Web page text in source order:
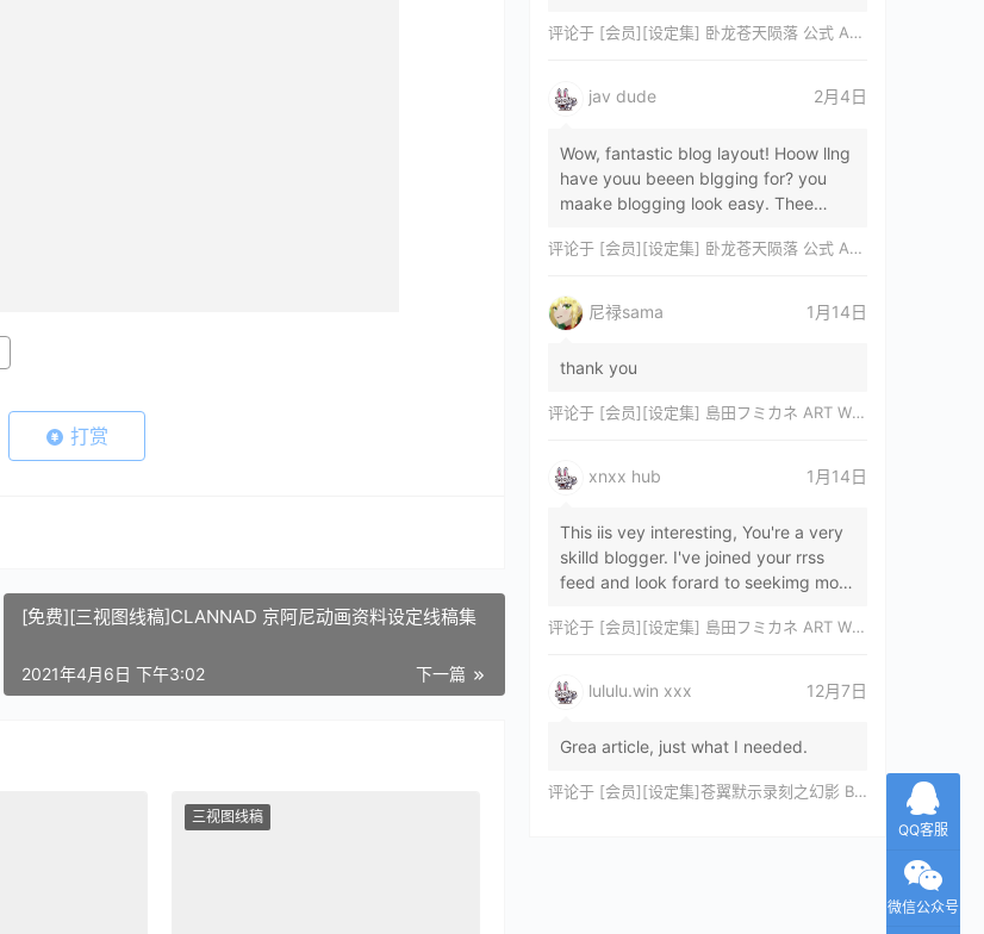
打赏
[免费][三视图线稿]CLANNAD 京阿尼动画资料设定线稿集
下一篇
2021年4月6日 下午3:02
三视图线稿
评论于 [会员][设定集] 卧龙苍天陨落 公式 ARTWORKS[DL]
jav dude 2月4日
Wow, fantastic blog layout! Hoow llng
have youu beeen blgging for? you
maake blogging look easy. Thee
magnificent, let…
评论于 [会员][设定集] 卧龙苍天陨落 公式 ARTWORKS[DL]
尼禄sama 1月14日
thank you
评论于 [会员][设定集] 島田フミカネ ART WORKS EXTRA Luminous Witches[DL]
xnxx hub 1月14日
This iis vey interesting, You're a very
skilld blogger. I've joined your rrss
feed and look forard to seekimg mor
评论于 [会员][设定集] 島田フミカネ ART WORKS EXTRA Luminous Witches[DL]
lululu.win xxx 12月7日
Grea article, just what I needed.
评论于 [会员][设定集]苍翼默示录刻之幻影 BLAZBLUE CHRONOPHANTASMA 公式設定資料集II
QQ客服
微信公众号